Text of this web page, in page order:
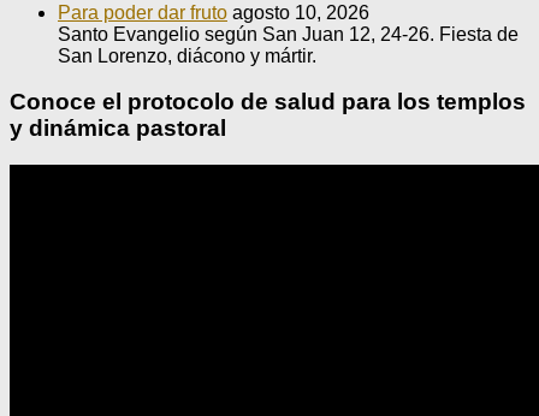
Para poder dar fruto agosto 10, 2026
Santo Evangelio según San Juan 12, 24-26. Fiesta de
San Lorenzo, diácono y mártir.
Conoce el protocolo de salud para los templos
y dinámica pastoral